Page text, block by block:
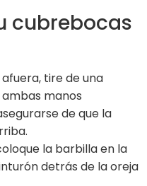
cubrebocas
tire de una
manos
de que la
la barbilla en la
detrás de la oreja